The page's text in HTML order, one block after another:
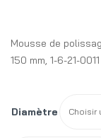
Mousse de
150 mm, 1-6-21-0011
Diamètre